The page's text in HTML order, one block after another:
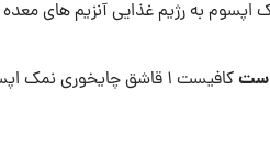
اپسوم به رژیم غذایی آنزیم های